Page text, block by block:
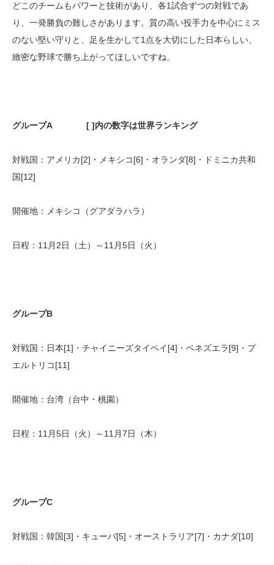
どこのチームもパワーと技術があり、各1試合ずつの対戦であ
り、一発勝負の難しさがあります。質の高い投手力を中心にミス
のない堅い守りと、足を生かして1点を大切にした日本らしい、
緻密な野球で勝ち上がってほしいですね。
グループA [ ]内の数字は世界ランキング
対戦国：アメリカ[2]・メキシコ[6]・オランダ[8]・ドミニカ共和
国[12]
開催地：メキシコ（グアダラハラ）
日程：11月2日（土）～11月5日（火）
グループB
対戦国：日本[1]・チャイニーズタイペイ[4]・ベネズエラ[9]・プ
エルトリコ[11]
開催地：台湾（台中・桃園）
日程：11月5日（火）～11月7日（木）
グループC
対戦国：韓国[3]・キューバ[5]・オーストラリア[7]・カナダ[10]